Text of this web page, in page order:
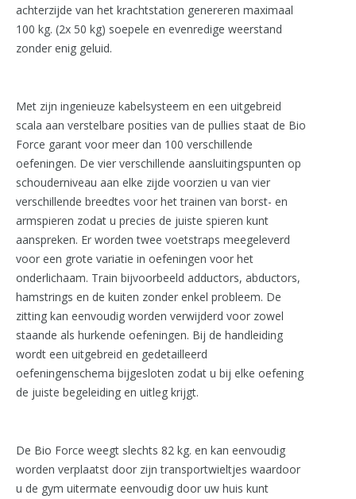
achterzijde van het krachtstation genereren maximaal
100 kg. (2x 50 kg) soepele en evenredige weerstand
zonder enig geluid.
Met zijn ingenieuze kabelsysteem en een uitgebreid
scala aan verstelbare posities van de pullies staat de Bio
Force garant voor meer dan 100 verschillende
oefeningen. De vier verschillende aansluitingspunten op
schouderniveau aan elke zijde voorzien u van vier
verschillende breedtes voor het trainen van borst- en
armspieren zodat u precies de juiste spieren kunt
aanspreken. Er worden twee voetstraps meegeleverd
voor een grote variatie in oefeningen voor het
onderlichaam. Train bijvoorbeeld adductors, abductors,
hamstrings en de kuiten zonder enkel probleem. De
zitting kan eenvoudig worden verwijderd voor zowel
staande als hurkende oefeningen. Bij de handleiding
wordt een uitgebreid en gedetailleerd
oefeningenschema bijgesloten zodat u bij elke oefening
de juiste begeleiding en uitleg krijgt.
De Bio Force weegt slechts 82 kg. en kan eenvoudig
worden verplaatst door zijn transportwieltjes waardoor
u de gym uitermate eenvoudig door uw huis kunt